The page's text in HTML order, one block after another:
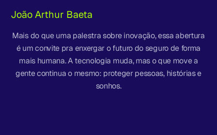
João Arthur Baeta
Mais do que uma palestra sobre inovação, essa abertura
é um convite pra enxergar o futuro do seguro de forma
mais humana. A tecnologia muda, mas o que move a
gente continua o mesmo: proteger pessoas, histórias e
sonhos.